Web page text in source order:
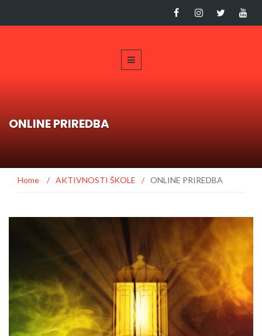
ONLINE PRIREDBA
Home / AKTIVNOSTI ŠKOLE / ONLINE PRIREDBA